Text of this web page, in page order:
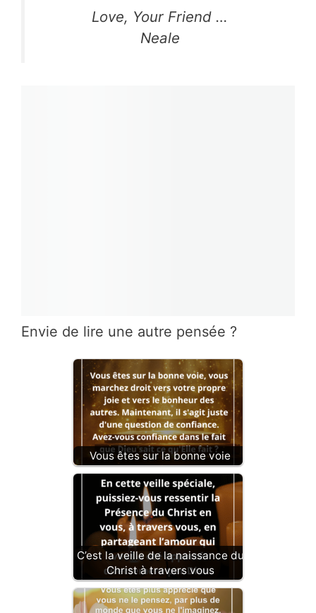
Love, Your Friend …
Neale
Envie de lire une autre pensée ?
Vous êtes sur la bonne voie
C’est la veille de la naissance du
Christ à travers vous